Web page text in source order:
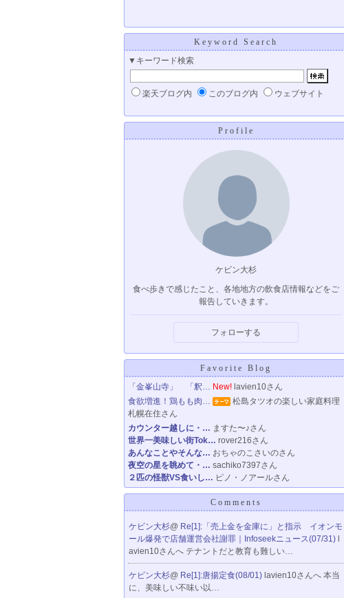
Keyword Search
▼キーワード検索
楽天ブログ内 このブログ内 ウェブサイト
Profile
ケビン大杉
食べ歩きで感じたこと、各地地方の飲食店情報などをご
報告していきます。
フォローする
Favorite Blog
「金峯山寺」 「釈… New! lavien10さん
食欲増進！鶏もも肉…
松島タツオの楽しい家庭料理
札幌在住さん
カウンター越しに・… ますた〜♪さん
世界一美味しい街Tok… rover216さん
あんなことやそんな… おちゃのこさいのさん
夜空の星を眺めて・… sachiko7397さん
２匹の怪獣VS食いし… ピノ・ノアールさん
Comments
ケビン大杉@ Re[1]:「売上金を金庫に」と指示 イオンモ
ール爆発で店舗運営会社謝罪｜Infoseekニュース(07/31)
avien10さんへ テナントだと教育も難しい…
ケビン大杉@ Re[1]:唐揚定食(08/01) lavien10さんへ 本当
に、美味しい不味い以…